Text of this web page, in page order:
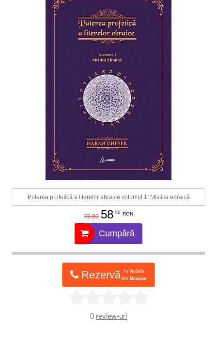
Puterea profetică a literelor ebraice volumul 1: Mistica ebraică
78.00 58.50 RON
Cumpără
Rezervă
în librăria
din Brașov
0 review-uri